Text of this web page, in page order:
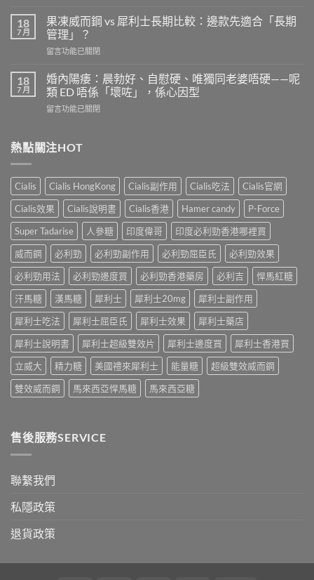
劑
量
是
多
完
整
南：
男
讀
的
正
確
用
法〉
利
勁
有
效
4
個
信
號
評
副
作
用
與
增
效
指
南，
香
男
性
必
讀〉
18
7 月
果凍威而鋼 vs 犀利士長期比較：邊款先適合「長期
管理」？
在
凍
威
而
鋼
利
期
比
較：
邊
款
先
合
「長
期
理」？〉
中
留言功能已關閉
18
7 月
婚內陽痿：晨勃好、自慰硬、唯獨同老婆唔硬——呢
類 ED 唔係「壞咗」，係心因型
在
陽
痿：
勃
好、
自
慰
硬、
唯
同
老
婆
硬
——
呢
類
ED
係
「壞
心
因
留言功能已關閉
熱點關注HOT
Cialis Cialis HongKong Cialis副作用 Cialis吃法
Cialis官網
Cialis效果
Cialis說明書 Cialis香港 Hamer candy
P-Force
Super Tadarise
人參糖 印度偉哥
印度必利勁香港哪裡買
威而鋼
必利勁 必利勁副作用 必利勁屈臣氏
必利勁效果
必利勁用法
必利勁邊度買 必利勁香港藥房 必利吉
悍馬紅糖
汗馬糖
漢馬糖 犀利士 犀利士20mg
犀利士副作用
犀利士吃法
犀利士屈臣氏 犀利士效果
犀利士藥店
犀利士說明書
犀利士超級雙效片 犀利士邊度買
犀利士香港買
立威大
精力糖 美國禮來犀利士 能量糖
超級雙效威而鋼
雙效威而鋼
馬來西亞悍馬糖 馬來西亞糖
售後服務SERVICE
聯繫我們
私隱政策
退貨政策